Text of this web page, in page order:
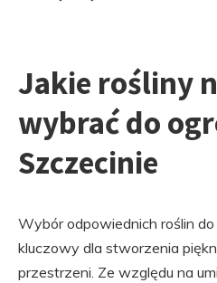
Jakie rośliny
wybrać do
Szczecinie
Wybór odpowiednich roślin
kluczowy dla stworzenia
przestrzeni. Ze względu na